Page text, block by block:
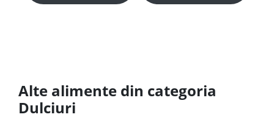
Alte alimente din categoria
Dulciuri